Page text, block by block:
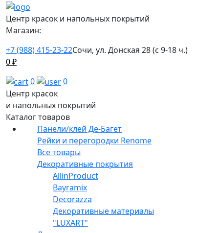
Центр красок и напольных покрытий
Магазин:
+7 (988) 415-23-22Сочи, ул. Донская 28 (с 9-18 ч.)
0₽
0
0
Центр красок
и напольных покрытий
Каталог товаров
Панели/клей Де-Багет
Рейки и перегородки Renome
Все товары
Декоративные покрытия
AllinProduct
Bayramix
Decorazza
Декоративные материалы
"LUXART"